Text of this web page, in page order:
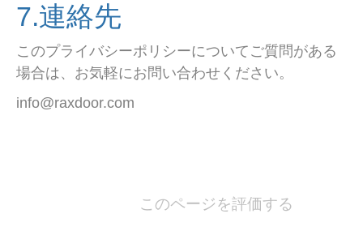
7.連絡先
このプライバシーポリシーについてご質問がある
場合は、お気軽にお問い合わせください。
info@raxdoor.com
このページを評価する